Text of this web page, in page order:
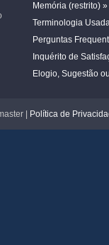
Memória (restrito) »
Terminologia
Perguntas
Inquérito de
Elogio, Sugestão
| Política de